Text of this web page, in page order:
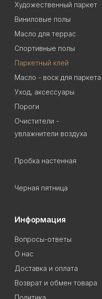
Художественный паркет
Виниловые полы
Масло для террас
Спортивные полы
Паркетный клей
Масло - воск для паркета
Уход, аксессуары
Пороги
Очистители -
увлажнители воздуха
Пробка настенная
Черная пятница
Информация
Вопросы-ответы
О нас
Доставка и оплата
Возврат и обмен товара